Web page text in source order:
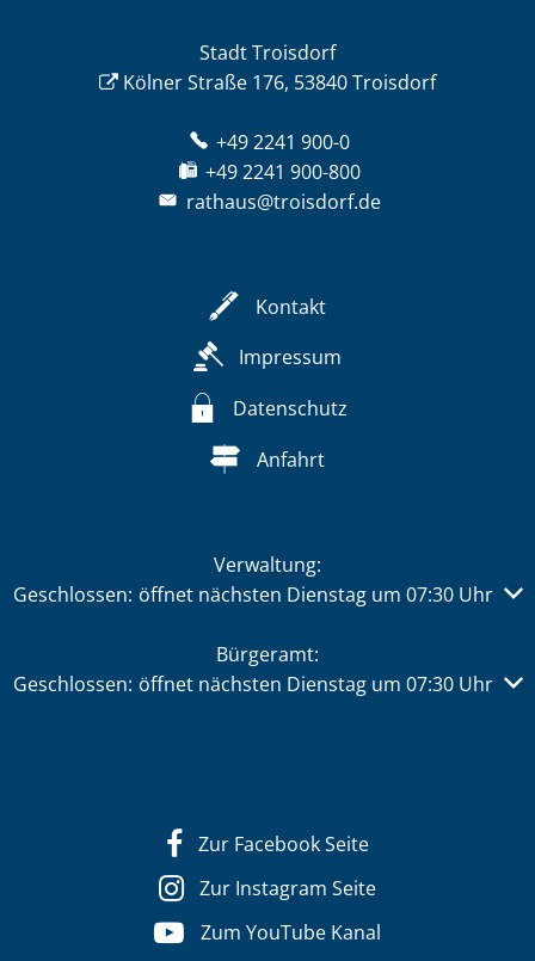
Stadt Troisdorf
Kölner Straße 176, 53840 Troisdorf
+49 2241 900-0
+49 2241 900-800
rathaus@troisdorf.de
Kontakt
Impressum
Datenschutz
Anfahrt
Verwaltung:
Klicken, um weitere Öffnungs- oder Schließzeiten
Geschlossen: öffnet nächsten Dienstag um 07:30 Uhr
Bürgeramt:
Klicken, um weitere Öffnungs- oder Schließzeiten
Geschlossen: öffnet nächsten Dienstag um 07:30 Uhr
Zur Facebook Seite
Zur Instagram Seite
Zum YouTube Kanal